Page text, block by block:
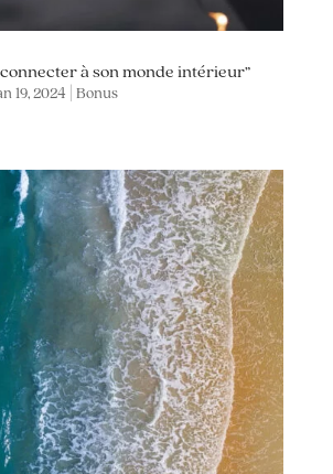
à son monde intérieur”
19, 2024 Bonus